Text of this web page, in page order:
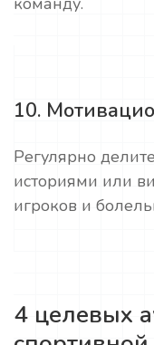
10.
Регулярно
историями или
игроков и
4 целевых